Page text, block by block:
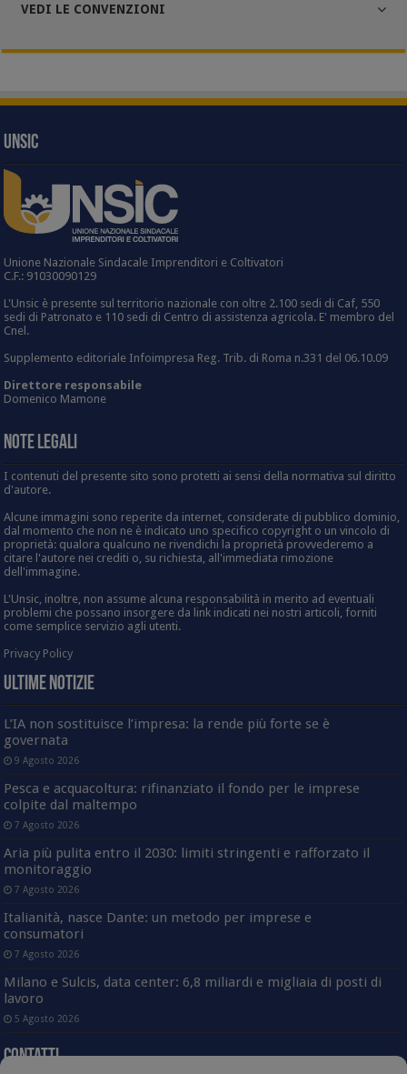
VEDI LE CONVENZIONI
UNSIC
Unione Nazionale Sindacale Imprenditori e Coltivatori
C.F.: 91030090129
L'Unsic è presente sul territorio nazionale con oltre 2.100 sedi di Caf, 550
sedi di Patronato e 110 sedi di Centro di assistenza agricola. E' membro del
Cnel.
Supplemento editoriale Infoimpresa Reg. Trib. di Roma n.331 del 06.10.09
Direttore responsabile
Domenico Mamone
Note Legali
I contenuti del presente sito sono protetti ai sensi della normativa sul diritto
d'autore.
Alcune immagini sono reperite da internet, considerate di pubblico dominio,
dal momento che non ne è indicato uno specifico copyright o un vincolo di
proprietà: qualora qualcuno ne rivendichi la proprietà provvederemo a
citare l'autore nei crediti o, su richiesta, all'immediata rimozione
dell'immagine.
L'Unsic, inoltre, non assume alcuna responsabilità in merito ad eventuali
problemi che possano insorgere da link indicati nei nostri articoli, forniti
come semplice servizio agli utenti.
Privacy Policy
Ultime Notizie
L’IA non sostituisce l’impresa: la rende più forte se è
governata
9 Agosto 2026
Pesca e acquacoltura: rifinanziato il fondo per le imprese
colpite dal maltempo
7 Agosto 2026
Aria più pulita entro il 2030: limiti stringenti e rafforzato il
monitoraggio
7 Agosto 2026
Italianità, nasce Dante: un metodo per imprese e
consumatori
7 Agosto 2026
Milano e Sulcis, data center: 6,8 miliardi e migliaia di posti di
lavoro
5 Agosto 2026
Contatti